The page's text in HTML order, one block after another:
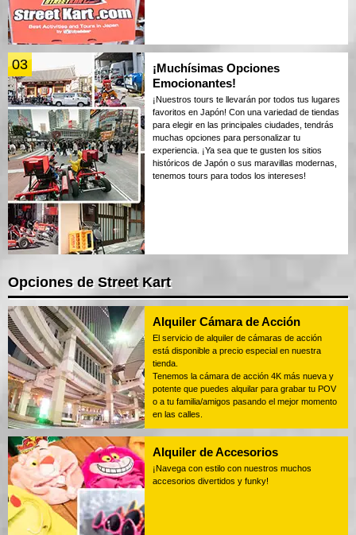
03
¡Muchísimas Opciones
Emocionantes!
¡Nuestros tours te llevarán por todos tus lugares
favoritos en Japón! Con una variedad de tiendas
para elegir en las principales ciudades, tendrás
muchas opciones para personalizar tu
experiencia. ¡Ya sea que te gusten los sitios
históricos de Japón o sus maravillas modernas,
tenemos tours para todos los intereses!
Opciones de Street Kart
Alquiler Cámara de Acción
El servicio de alquiler de cámaras de acción
está disponible a precio especial en nuestra
tienda.
Tenemos la cámara de acción 4K más nueva y
potente que puedes alquilar para grabar tu POV
o a tu familia/amigos pasando el mejor momento
en las calles.
Alquiler de Accesorios
¡Navega con estilo con nuestros muchos
accesorios divertidos y funky!